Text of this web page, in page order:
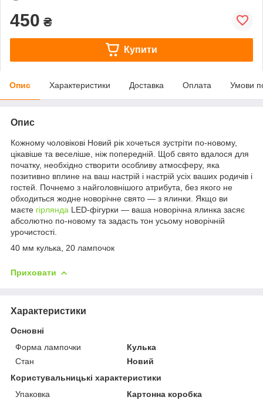
450 ₴
Купити
Опис Характеристики Доставка Оплата Умови
Опис
Кожному чоловікові Новий рік хочеться зустріти по-новому,
цікавіше та веселіше, ніж попередній. Щоб свято вдалося для
початку, необхідно створити особливу атмосферу, яка
позитивно вплине на ваш настрій і настрій усіх ваших родичів і
гостей. Почнемо з найголовнішого атрибута, без якого не
обходиться жодне новорічне свято — з ялинки. Якщо ви
маєте гірлянда LED-фігурки — ваша новорічна ялинка засяє
абсолютно по-новому та задасть тон усьому новорічній
урочистості.
40 мм кулька, 20 лампочок
Приховати
Характеристики
Основні
Форма лампочки
Кулька
Стан
Новий
Користувальницькі характеристики
Упаковка
Картонна коробка